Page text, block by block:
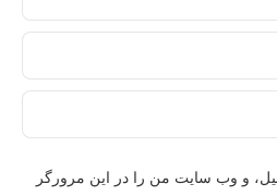
و وب سایت من را در این مرورگر